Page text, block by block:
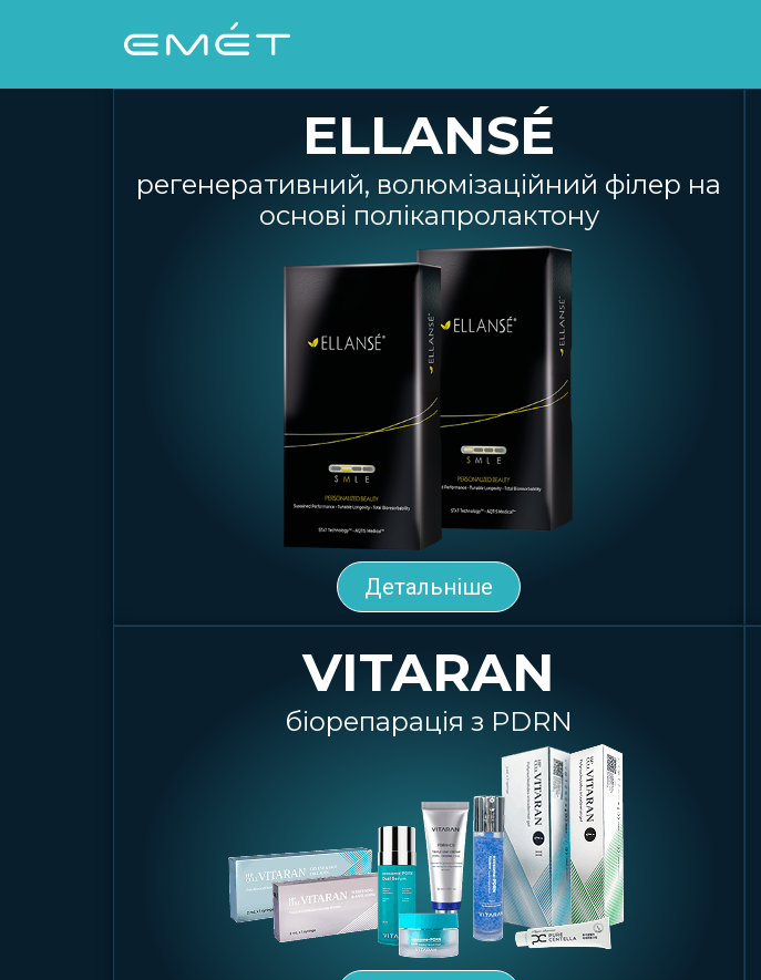
ELLANSÉ
регенеративний, волюмізаційний філер на
основі полікапролактону
Детальніше
VITARAN
біорепарація з PDRN